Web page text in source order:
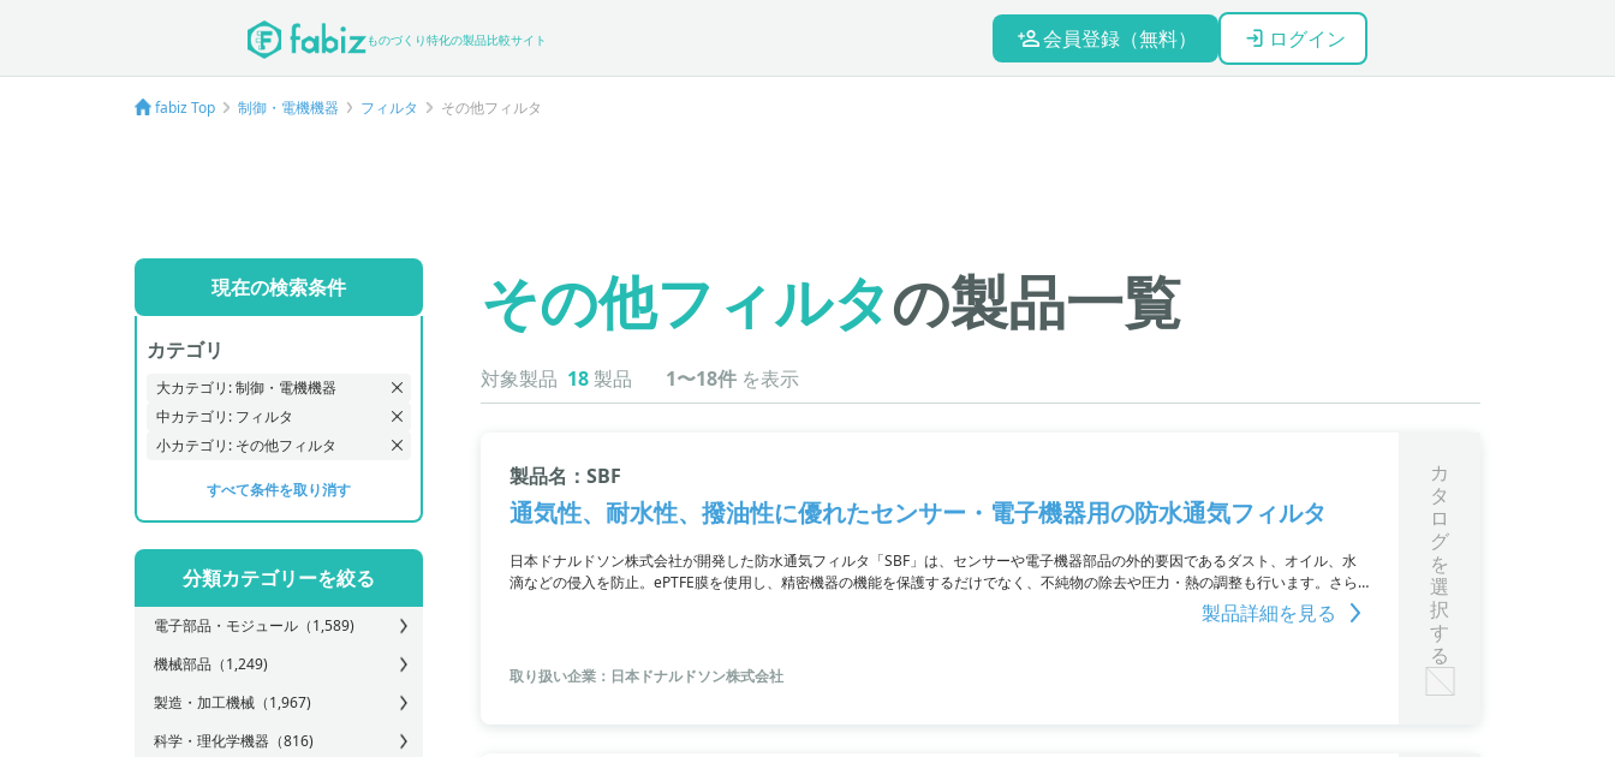
ものづくり特化の製品比較サイト 会員登録（無料） ログイン
fabiz Top 制御・電機機器 フィルタ その他フィルタ
現在の検索条件
カテゴリ
大カテゴリ: 制御・電機機器
中カテゴリ: フィルタ
小カテゴリ: その他フィルタ
すべて条件を取り消す
分類カテゴリーを絞る
電子部品・モジュール （1,589)
機械部品 （1,249)
製造・加工機械 （1,967)
科学・理化学機器 （816)
その他フィルタの製品一覧
対象製品 18 製品 1〜18件 を表示
製品名：SBF
通気性、耐水性、撥油性に優れたセンサー・電子機器用の防水通気フィルタ
日本ドナルドソン株式会社が開発した防水通気フィルタ「SBF」は、センサーや電子機器部品の外的要因であるダスト、オイル、水
滴などの侵入を防止。ePTFE膜を使用し、精密機器の機能を保護するだけでなく、不純物の除去や圧力・熱の調整も行います。さら
製品詳細を見る
取り扱い企業：日本ドナルドソン株式会社
カ
タ
ロ
グ
を
選
択
す
る